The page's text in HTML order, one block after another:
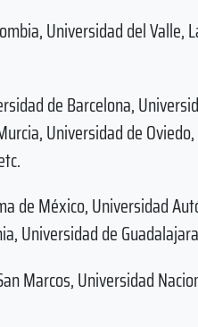
Universidad del Valle,
de Barcelona,
Universidad de
de México, Universidad
Universidad de
Marcos, Universidad